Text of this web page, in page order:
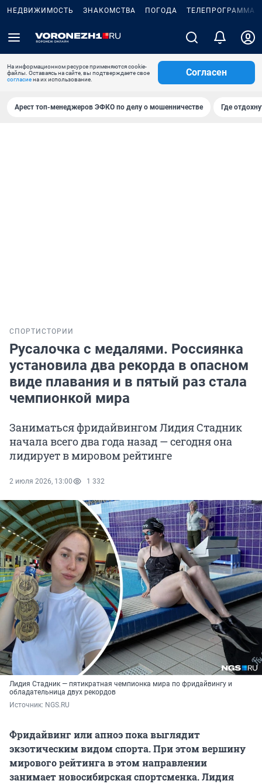
НЕДВИЖИМОСТЬ ЗНАКОМСТВА ПОГОДА ТЕЛЕПРОГРАММА
На информационном ресурсе применяются cookie-
файлы. Оставаясь на сайте, вы подтверждаете свое
согласиена их использование.
Согласен
Арест топ-менеджеров ЭФКО по делу о мошенничестве Где
СПОРТ ИСТОРИИ
Русалочка с медалями. Россиянка
установила два рекорда в опасном
виде плавания и в пятый раз стала
чемпионкой мира
Заниматься фридайвингом Лидия Стадник
начала всего два года назад — сегодня она
лидирует в мировом рейтинге
2 июля 2026, 13:00 1 332
Лидия Стадник — пятикратная чемпионка мира по фридайвингу и
обладательница двух рекордов
Источник: NGS.RU
Фридайвинг или апноэ пока выглядит
экзотическим видом спорта. При этом вершину
мирового рейтинга в этом направлении
занимает новосибирская спортсменка. Лидия